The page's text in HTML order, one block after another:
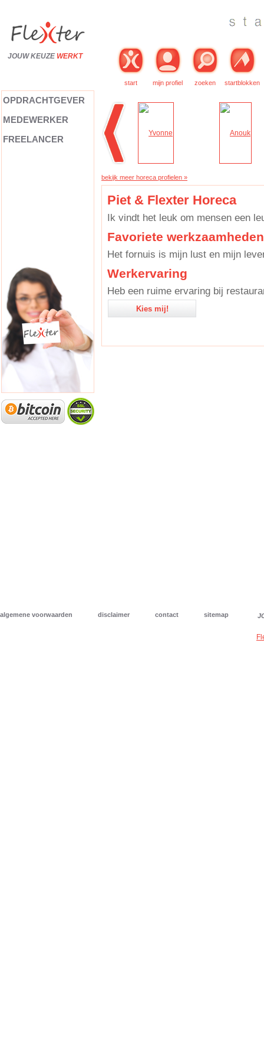
JOUW KEUZE WERKT
start mijn profiel zoeken startblokken
OPDRACHTGEVER
MEDEWERKER
FREELANCER
bekijk meer horeca profielen »
Piet & Flexter Horeca
Ik vindt het leuk om mensen een
Favoriete werkzaamheden
Het fornuis is mijn lust en mijn
Werkervaring
Heb een ruime ervaring bij
Kies mij!
algemene voorwaarden disclaimer contact sitemap